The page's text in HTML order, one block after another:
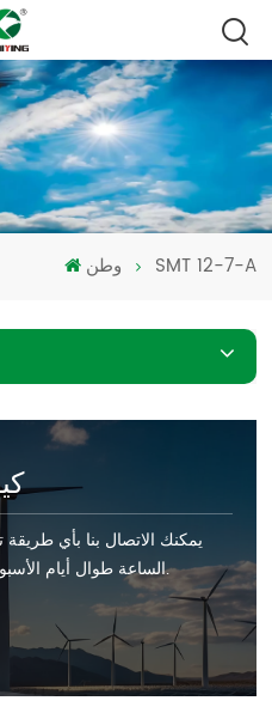
وطن SMT 12-7-A
يمكنك الاتصال بنا بأي
الساعة طوال أيام الأسبوع عبر البريد الإلكتروني أو الهاتف.